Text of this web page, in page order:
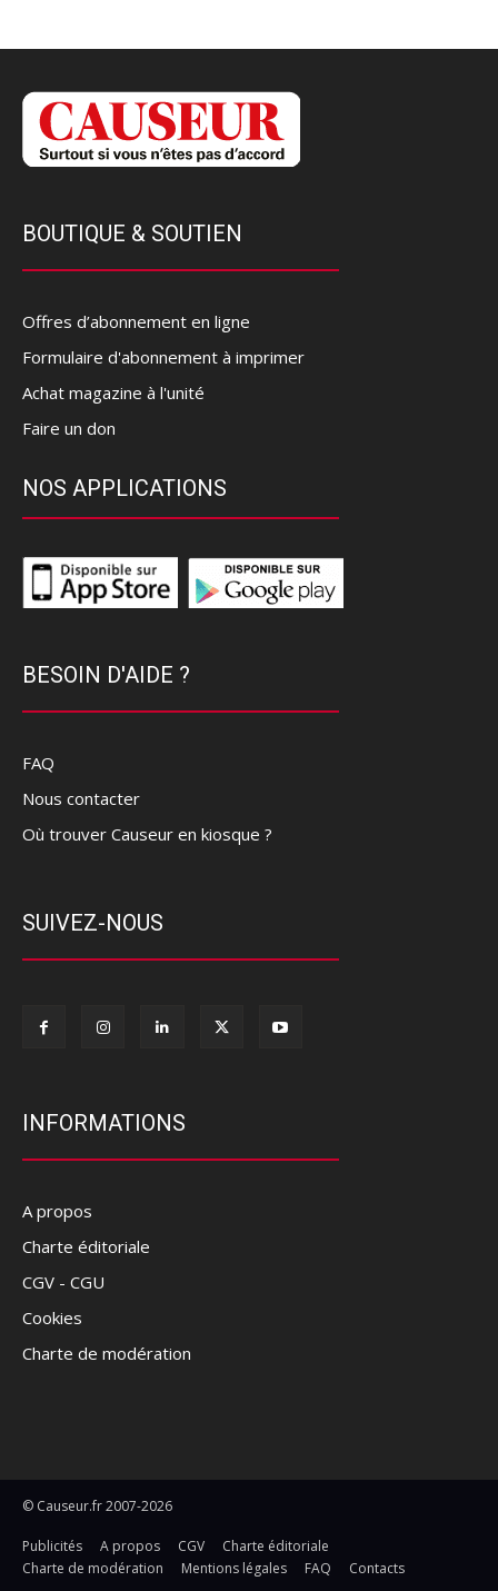
BOUTIQUE & SOUTIEN
Offres d’abonnement en ligne
Formulaire d'abonnement à imprimer
Achat magazine à l'unité
Faire un don
NOS APPLICATIONS
BESOIN D'AIDE ?
FAQ
Nous contacter
Où trouver Causeur en kiosque ?
SUIVEZ-NOUS
INFORMATIONS
A propos
Charte éditoriale
CGV - CGU
Cookies
Charte de modération
© Causeur.fr 2007-2026
Publicités A propos CGV
Charte éditoriale
Charte de modération
Mentions légales FAQ Contacts